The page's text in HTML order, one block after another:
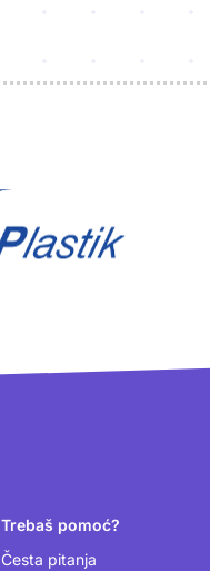
Trebaš pomoć?
Česta pitanja